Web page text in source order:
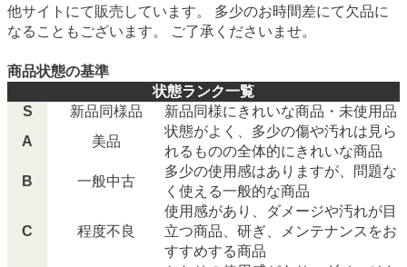
他サイトにて販売しています。 多少のお時間差にて欠品に
なることもございます。 ご了承くださいませ。
商品状態の基準
状態ランク一覧
S
新品同様品
新品同様にきれいな商品・未使用品
A
美品
状態がよく、多少の傷や汚れは見ら
れるものの全体的にきれいな商品
B
一般中古
多少の使用感はありますが、問題な
く使える一般的な商品
C 程度不良
使用感があり、ダメージや汚れが目
立つ商品、研ぎ、メンテナンスをお
すすめする商品